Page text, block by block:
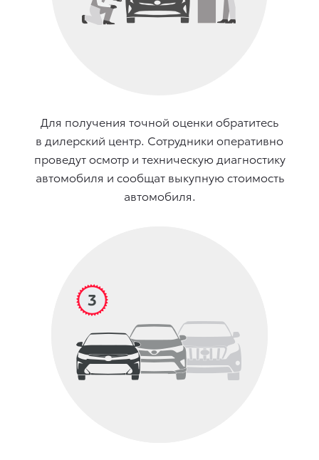
Для получения точной оценки обратитесь
в дилерский центр. Сотрудники оперативно
проведут осмотр и техническую диагностику
автомобиля и сообщат выкупную стоимость
автомобиля.